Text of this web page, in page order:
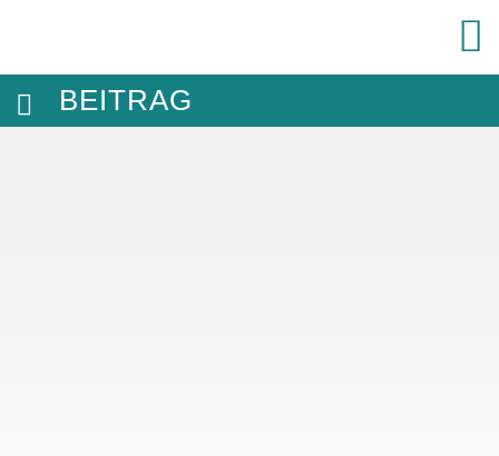
BEITRAG